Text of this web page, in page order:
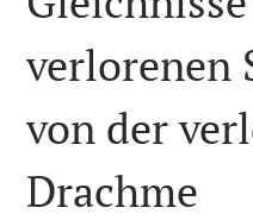
verlorenen
von der
Drachme